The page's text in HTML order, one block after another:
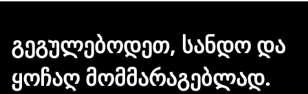
მონაცემების და სხვა პირადი
ინფორმაციის გაზიარება.
ᲒᲔᲒᲣᲚᲔᲑᲝᲓᲔᲗ, ᲡᲐᲜᲓᲝ ᲓᲐ
ᲧᲝᲩᲐᲦ ᲛᲝᲛᲛᲐᲠᲐᲒᲔᲑᲚᲐᲓ.